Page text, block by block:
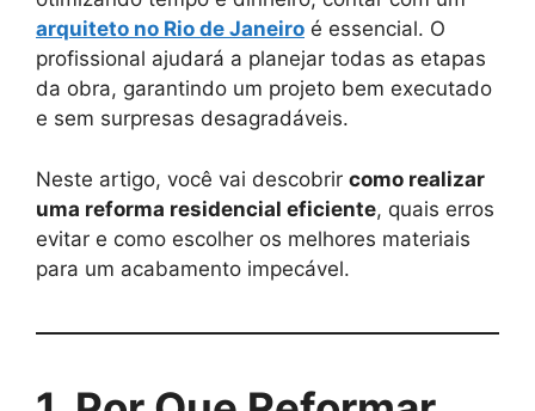
arquiteto no Rio de Janeiro é essencial. O
profissional ajudará a planejar todas as etapas
da obra, garantindo um projeto bem executado
e sem surpresas desagradáveis.
Neste artigo, você vai descobrir como realizar
uma reforma residencial eficiente, quais erros
evitar e como escolher os melhores materiais
para um acabamento impecável.